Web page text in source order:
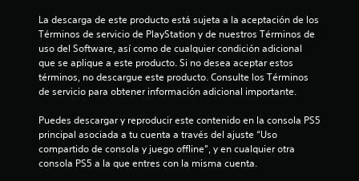
La descarga de este producto está sujeta a la aceptación de los
Términos de servicio de PlayStation y de nuestros Términos de
uso del Software, así como de cualquier condición adicional
que se aplique a este producto. Si no desea aceptar estos
términos, no descargue este producto. Consulte los Términos
de servicio para obtener información adicional importante.
Puedes descargar y reproducir este contenido en la consola PS5
principal asociada a tu cuenta a través del ajuste “Uso
compartido de consola y juego offline”, y en cualquier otra
consola PS5 a la que entres con la misma cuenta.